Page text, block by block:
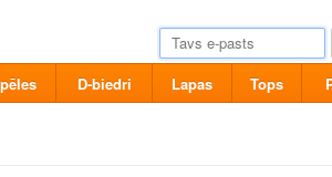
D-biedri Lapas Tops